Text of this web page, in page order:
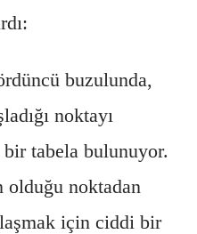
buzulunda,
noktayı
tabela bulunuyor.
olduğu noktadan
için ciddi bir